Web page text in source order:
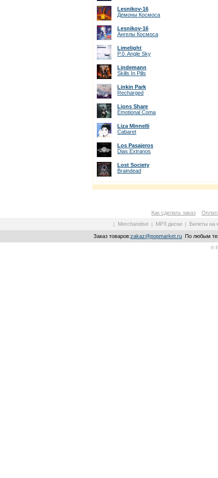
Lesnikov-16
Демоны Космоса
Lesnikov-16
Ангелы Космоса
Limelight
P.0. Angle Sky
Lindemann
Skills In Pills
Linkin Park
Recharged
Lions Share
Emotional Coma
Liza Minnelli
Cabaret
Los Pasajeros
Dias Extranos
Lost Society
Braindead
Как сделать заказ
| Merchandise | MP3 диски | Билеты на
Заказ товаров:zakaz@popmarket.ru По любым
©